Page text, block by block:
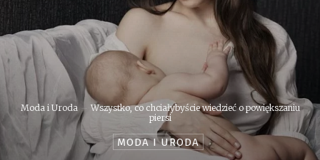
Moda i Uroda
Wszystko, co chciałybyście wiedzieć o powiększaniu
piersi
MODA I URODA